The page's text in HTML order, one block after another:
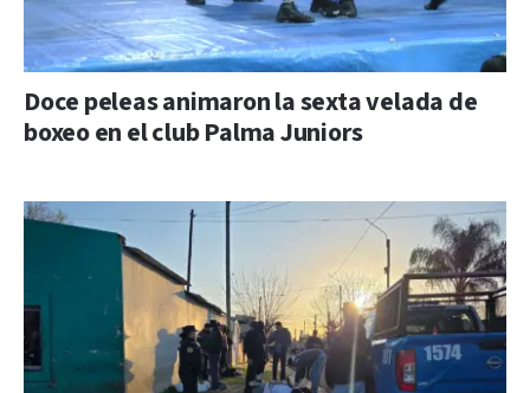
Doce peleas animaron la sexta velada de
boxeo en el club Palma Juniors